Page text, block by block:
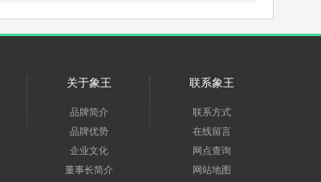
关于象王
品牌简介
品牌优势
企业文化
董事长简介
联系象王
联系方式
在线留言
网点查询
网站地图